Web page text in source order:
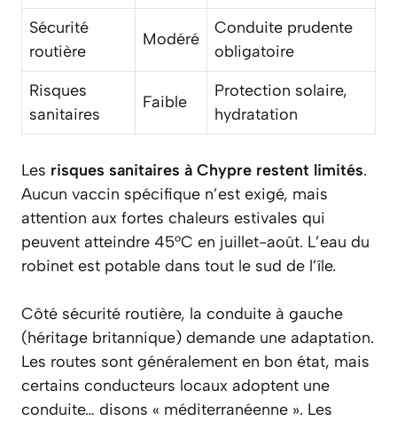
Sécurité
routière
Modéré
Conduite prudente
obligatoire
Risques
sanitaires
Faible
Protection solaire,
hydratation
Les risques sanitaires à Chypre restent limités.
Aucun vaccin spécifique n’est exigé, mais
attention aux fortes chaleurs estivales qui
peuvent atteindre 45°C en juillet-août. L’eau du
robinet est potable dans tout le sud de l’île.
Côté sécurité routière, la conduite à gauche
(héritage britannique) demande une adaptation.
Les routes sont généralement en bon état, mais
certains conducteurs locaux adoptent une
conduite… disons « méditerranéenne ». Les